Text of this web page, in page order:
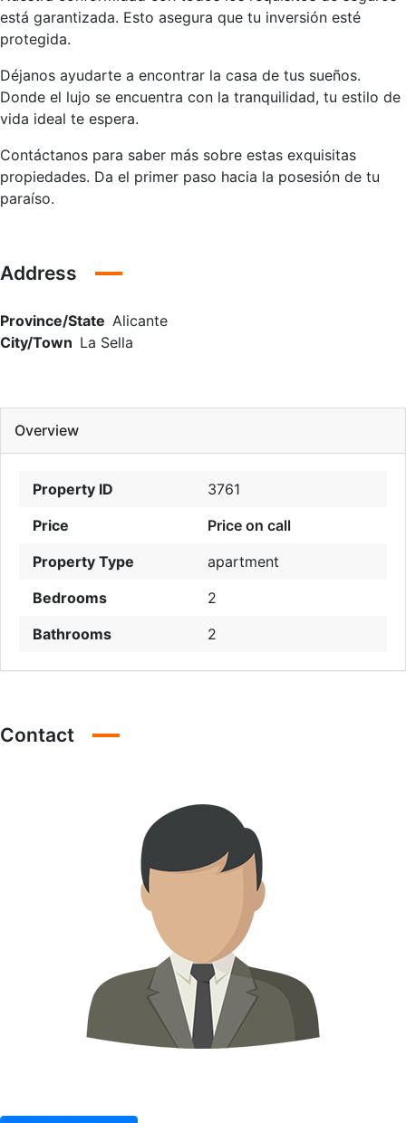
está garantizada. Esto asegura que tu inversión esté
protegida.
Déjanos ayudarte a encontrar la casa de tus sueños.
Donde el lujo se encuentra con la tranquilidad, tu estilo de
vida ideal te espera.
Contáctanos para saber más sobre estas exquisitas
propiedades. Da el primer paso hacia la posesión de tu
paraíso.
Address
Province/State Alicante
City/Town La Sella
Overview
Property ID
3761
Price
Price on call
Property Type
apartment
Bedrooms
2
Bathrooms
2
Contact